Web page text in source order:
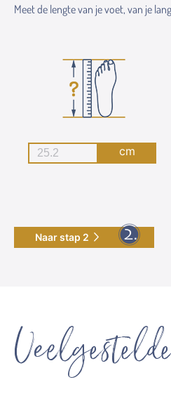
Meet de lengte van je voet, van je
cm
Naar stap 2